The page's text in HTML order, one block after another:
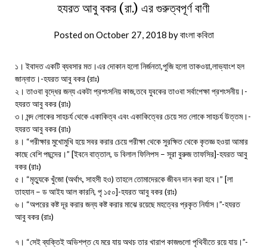
হযরত আবু বকর (রা.) এর গুরুত্বপূর্ণ বাণী
Posted onOctober 27, 2018 byবাংলা কবিতা
১। ইবাদত একটি ব্যবসার মত।এর দোকান হলো নির্জনতা,পুজি হলো তাকওয়া,লাভ্যাংশ হল
জান্নাত।-হযরত আবু বকর (রাঃ)
২। তাওবা বৃদ্ধের জন্য একটা প্রশংসনিয় কাজ,তবে যুবকের তাওবা সর্বাপেক্ষা প্রশংসনীয়।-
হযরত আবু বকর (রাঃ)
৩। মন্দ লোকের সাহচর্য থেকে একাকিত্ব এবং একাকিত্বের চেয়ে সত লোকে সাহচর্য উত্তম।-
হযরত আবু বকর (রাঃ)
৪। “পরীক্ষার মুখোমুখি হয়ে সবর করার চেয়ে পরীক্ষা থেকে সুরক্ষিত থেকে কৃতজ্ঞ হওয়া আমার
কাছে বেশি পছন্দের।” [ইবনে বাত্তাল, ড বিলাল ফিলিপস – সূরা বুরুজ তাফসির]-হযরত আবু
বকর (রাঃ)
৫। “মৃত্যুকে খুঁজো (অর্থাৎ, সাহসী হও) তাহলে তোমাদেরকে জীবন দান করা হবে।” [লা
তাহযান – ড আইয আল কারনি, পৃ ১৫০]-হযরত আবু বকর (রাঃ)
৬। “অপরের কষ্ট দূর করার জন্য কষ্ট করার মাঝে রয়েছে মহত্বের প্রকৃত নির্যাস।”-হযরত
আবু বকর (রাঃ)
৭। “সেই ব্যক্তিই অভিশপ্ত যে মরে যায় অথচ তার খারাপ কাজগুলো পৃথিবীতে রয়ে যায়।”-